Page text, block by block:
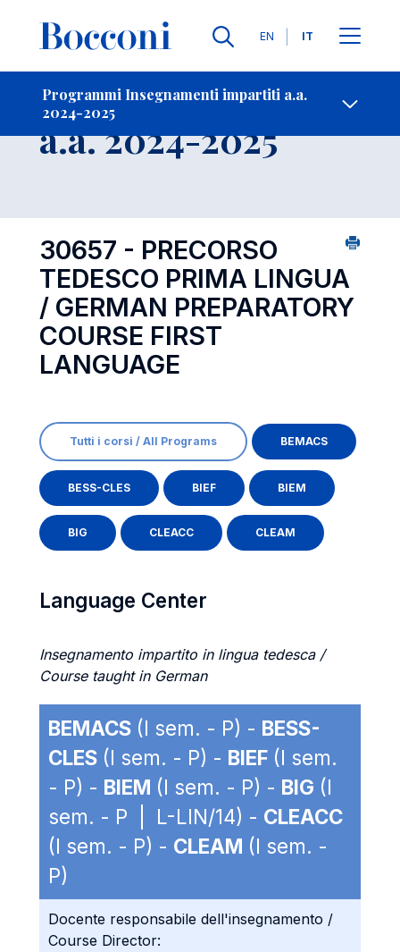
Lingue
EN IT
Programmi Insegnamenti impartiti a.a.
2024-2025
-
Insegnamento
a.a. 2024-2025
30657 - PRECORSO
TEDESCO PRIMA LINGUA
/ GERMAN PREPARATORY
COURSE FIRST
LANGUAGE
Tutti i corsi / All Programs BEMACS
BESS-CLES BIEF BIEM
BIG CLEACC CLEAM
Language Center
Insegnamento impartito in lingua tedesca /
Course taught in German
BEMACS (I sem. - P) - BESS-
CLES (I sem. - P) - BIEF (I sem.
- P) - BIEM (I sem. - P) - BIG (I
sem. - P | L-LIN/14) - CLEACC
(I sem. - P) - CLEAM (I sem. -
P)
Docente responsabile dell'insegnamento /
Course Director: